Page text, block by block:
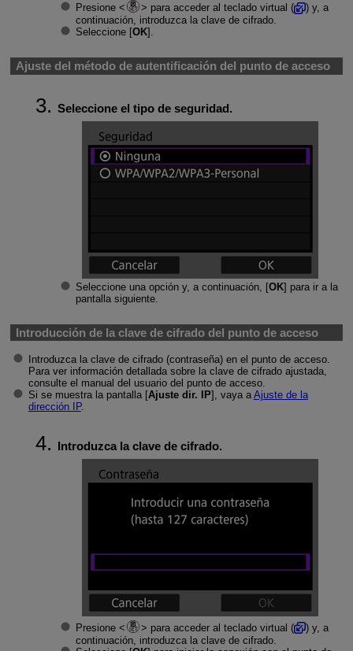
Presione para acceder al teclado virtual (
) y, a
continuación, introduzca la clave de cifrado.
Seleccione [OK].
Ajuste del método de autentificación del punto de acceso
Seleccione el tipo de seguridad.
Seleccione una opción y, a continuación, [OK] para ir a la
pantalla siguiente.
Introducción de la clave de cifrado del punto de acceso
Introduzca la clave de cifrado (contraseña) en el punto de acceso.
Para ver información detallada sobre la clave de cifrado ajustada,
consulte el manual del usuario del punto de acceso.
Si se muestra la pantalla [Ajuste dir. IP], vaya a Ajuste de la
dirección IP.
Introduzca la clave de cifrado.
Presione para acceder al teclado virtual (
) y, a
continuación, introduzca la clave de cifrado.